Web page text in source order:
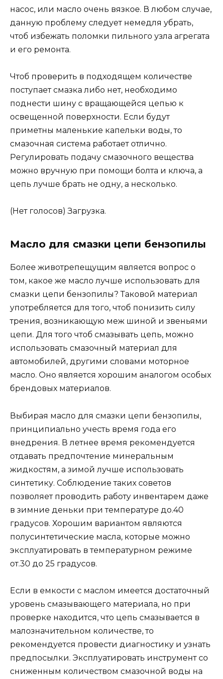
насос, или масло очень вязкое. В любом случае,
данную проблему следует немедля убрать,
чтоб избежать поломки пильного узла агрегата
и его ремонта.
Чтоб проверить в подходящем количестве
поступает смазка либо нет, необходимо
поднести шину с вращающейся цепью к
освещенной поверхности. Если будут
приметны маленькие капельки воды, то
смазочная система работает отлично.
Регулировать подачу смазочного вещества
можно вручную при помощи болта и ключа, а
цепь лучше брать не одну, а несколько.
(Нет голосов) Загрузка.
Масло для смазки цепи бензопилы
Более животрепещущим является вопрос о
том, какое же масло лучше использовать для
смазки цепи бензопилы? Таковой материал
употребляется для того, чтоб понизить силу
трения, возникающую меж шиной и звеньями
цепи. Для того чтоб смазывать цепь, можно
использовать смазочный материал для
автомобилей, другими словами моторное
масло. Оно является хорошим аналогом особых
брендовых материалов.
Выбирая масло для смазки цепи бензопилы,
принципиально учесть время года его
внедрения. В летнее время рекомендуется
отдавать предпочтение минеральным
жидкостям, а зимой лучше использовать
синтетику. Соблюдение таких советов
позволяет проводить работу инвентарем даже
в зимние деньки при температуре до.40
градусов. Хорошим вариантом являются
полусинтетические масла, которые можно
эксплуатировать в температурном режиме
от.30 до 25 градусов.
Если в емкости с маслом имеется достаточный
уровень смазывающего материала, но при
проверке находится, что цепь смазывается в
малозначительном количестве, то
рекомендуется провести диагностику и узнать
предпосылки. Эксплуатировать инструмент со
сниженным количеством смазочной воды на